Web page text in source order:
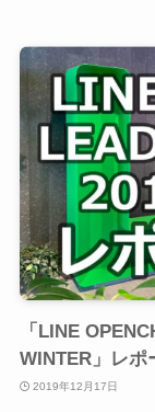
「LINE
WINTER」レポ
2019年12月17日